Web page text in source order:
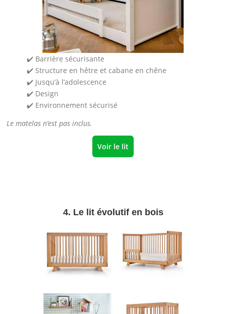
✔️ Barrière sécurisante
✔️ Structure en hêtre et cabane en chêne
✔️ Jusqu’à l’adolescence
✔️ Design
✔️ Environnement sécurisé
Le matelas n’est pas inclus.
Voir le lit
4. Le lit évolutif en bois